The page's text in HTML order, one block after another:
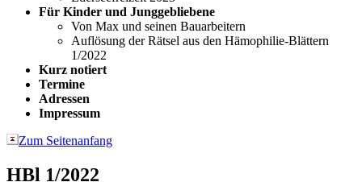
Für Kinder und Junggebliebene
Von Max und seinen Bauarbeitern
Auflösung der Rätsel aus den Hämophilie-Blättern
1/2022
Kurz notiert
Termine
Adressen
Impressum
Zum Seitenanfang
HBl 1/2022